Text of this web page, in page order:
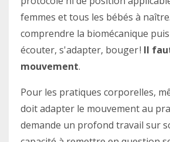
femmes et tous les bébés à
comprendre la biomécanique
écouter, s'adapter, bouger ! Il
mouvement.
Pour les pratiques corporelles,
doit adapter le mouvement au
demande un profond travail sur